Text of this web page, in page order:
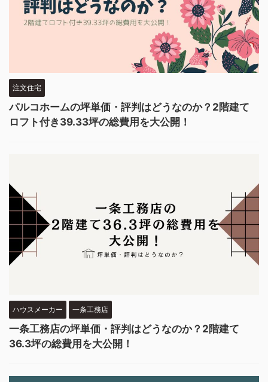
注文住宅
パルコホームの坪単価・評判はどうなのか？2階建て
ロフト付き39.33坪の総費用を大公開！
ハウスメーカー 一条工務店
一条工務店の坪単価・評判はどうなのか？2階建て
36.3坪の総費用を大公開！